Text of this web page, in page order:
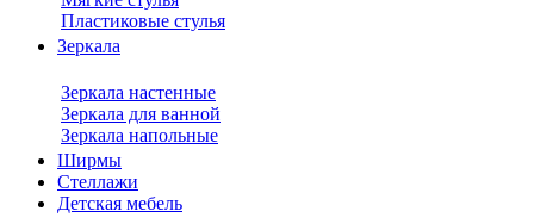
Пластиковые стулья
Зеркала
Зеркала настенные
Зеркала для ванной
Зеркала напольные
Ширмы
Стеллажи
Детская мебель